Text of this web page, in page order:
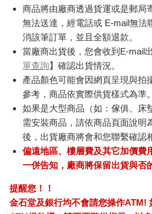
商品將由廠商透過貨運或是郵局
無法送達，經電話或 E-mail無法
消該筆訂單，並且全額退款。
當廠商出貨後，您會收到E-mail
單查詢】確認出貨情況。
產品顏色可能會因網頁呈現與拍
參考，商品依實際供貨樣式為準。
如果是大型商品（如：傢俱、床
需安裝商品，請依商品頁面說明
後，出貨廠商將會和您聯繫確認
偏遠地區、樓層費及其它加價費
一併告知，廠商將保留出貨與否
提醒您！！
金石堂及銀行均不會請您操作ATM!